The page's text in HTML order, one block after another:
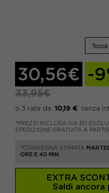
30,56€ -
33,95€
10,19 €
*PREZZI INCLUSA IVA ED
SPEDIZIONE GRATUITA A
*CONSEGNA STIMATA
ORE E 40 MIN.
EXTRA
Saldi ancora